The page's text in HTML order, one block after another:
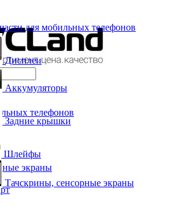
телефонов
экраны
для мобильных телефонов
Дисплеи
Аккумуляторы
Задние крышки
Шлейфы
Тачскрины, сенсорные экраны